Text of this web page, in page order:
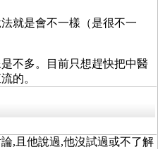
就是會不一樣（是很不一
不多。目前只想趕快把中醫
的。
,且他說過,他沒試過或不了解